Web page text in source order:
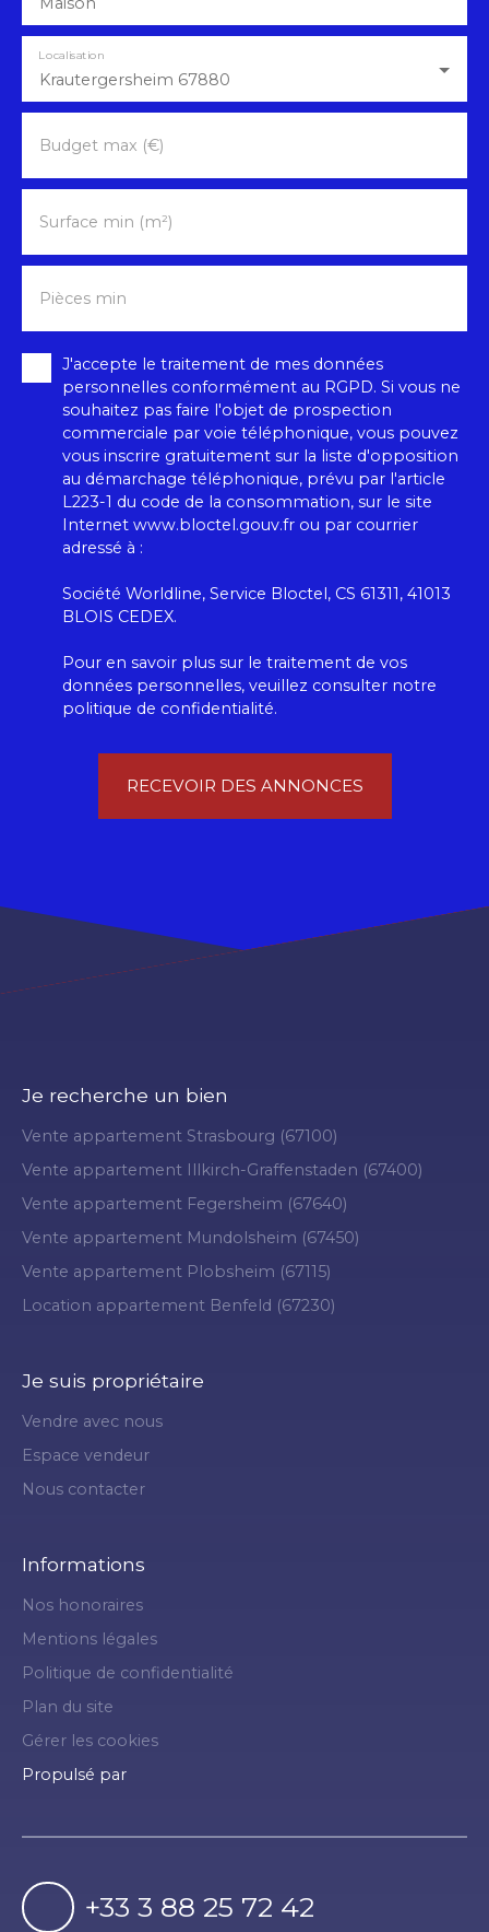
Krautergersheim 67880
Localisation
Budget max (€)
Surface min (m²)
Pièces min
J'accepte le traitement de mes données
personnelles conformément au RGPD. Si vous ne
souhaitez pas faire l'objet de prospection
commerciale par voie téléphonique, vous pouvez
vous inscrire gratuitement sur la liste d'opposition
au démarchage téléphonique, prévu par l'article
L223-1 du code de la consommation, sur le site
Internet www.bloctel.gouv.fr ou par courrier
adressé à :
Société Worldline, Service Bloctel, CS 61311, 41013
BLOIS CEDEX.
Pour en savoir plus sur le traitement de vos
données personnelles, veuillez consulter notre
politique de confidentialité.
RECEVOIR DES ANNONCES
Je recherche un bien
Vente appartement Strasbourg (67100)
Vente appartement Illkirch-Graffenstaden (67400)
Vente appartement Fegersheim (67640)
Vente appartement Mundolsheim (67450)
Vente appartement Plobsheim (67115)
Location appartement Benfeld (67230)
Je suis propriétaire
Vendre avec nous
Espace vendeur
Nous contacter
Informations
Nos honoraires
Mentions légales
Politique de confidentialité
Plan du site
Gérer les cookies
Propulsé par
+33 3 88 25 72 42